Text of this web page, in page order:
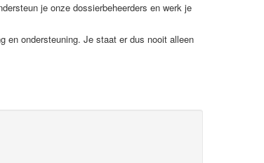
je onze dossierbeheerders en werk je
en ondersteuning. Je staat er dus nooit alleen